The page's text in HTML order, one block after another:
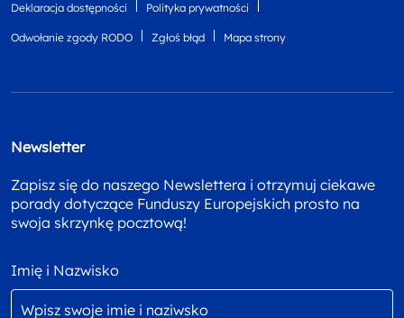
Deklaracja dostępności Polityka prywatności
Odwołanie zgody RODO Zgłoś błąd Mapa strony
Newsletter
Zapisz się do naszego Newslettera i otrzymuj ciekawe
porady dotyczące Funduszy Europejskich prosto na
swoja skrzynkę pocztową!
Imię i Nazwisko